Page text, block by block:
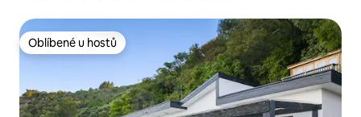
Oblíbené u hostů
Oblíbené u hostů